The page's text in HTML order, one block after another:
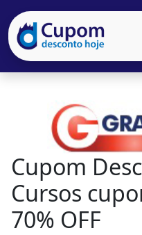
Cupom
Cursos
70% OFF